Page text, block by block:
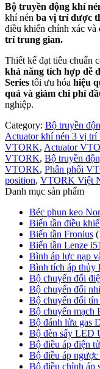
Bộ truyền động khí
khí nén ba vị trí được
điều khiển chính xác và
trí trung gian.
Thiết kế đạt tiêu chuẩn
khả năng tích hợp dễ
Series tối ưu hóa hiệu
quả và giảm chi phí
nghiệp.
Category: Bộ truyền
Actuator khí nén 3 vị trí
VTORK, Actuator
VTORK, Bộ truyền
VTORK, Phân phối
position, VTORK Việt
Danh mục sản phẩm
Béc phun keo
Biến tần điều
Biến tần Fronius
Biến tần Lenze
Bình áp lực nạp
Bình tích áp
Bộ chuyển đổi
Bộ chuyển đổi
Bộ chuyển đổi
Bộ chuyển mạch
Bộ đánh lửa gas
Bộ đèn sấy
Bộ điều áp điện
Bộ điều áp
Bộ điều chỉnh áp